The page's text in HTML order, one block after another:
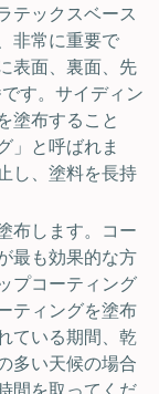
テックスベース
非常に重要で
表面、裏面、先
す。サイディン
塗布すること
」と呼ばれま
し、塗料を長持
布します。コー
最も効果的な方
プコーティング
ティングを塗布
ている期間、乾
多い天候の場合